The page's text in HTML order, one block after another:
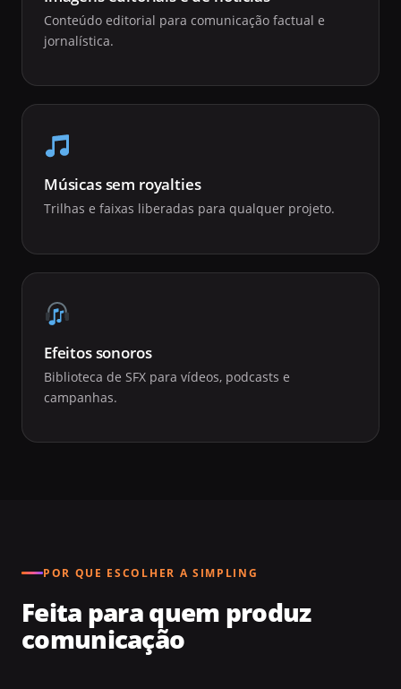
Conteúdo editorial para comunicação factual e
jornalística.
Músicas sem royalties
Trilhas e faixas liberadas para qualquer projeto.
Efeitos sonoros
Biblioteca de SFX para vídeos, podcasts e
campanhas.
POR QUE ESCOLHER A SIMPLING
Feita para quem produz
comunicação